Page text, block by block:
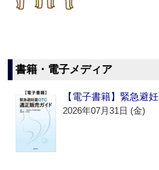
書籍・電子メディア
【電子書籍】緊急避
2026年07月31日 (金)